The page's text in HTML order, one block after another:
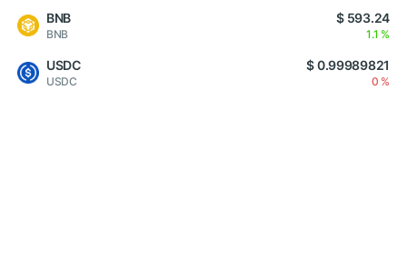
BNB
BNB
$ 593.24
1.1 %
USDC
USDC
$ 0.99989821
0 %